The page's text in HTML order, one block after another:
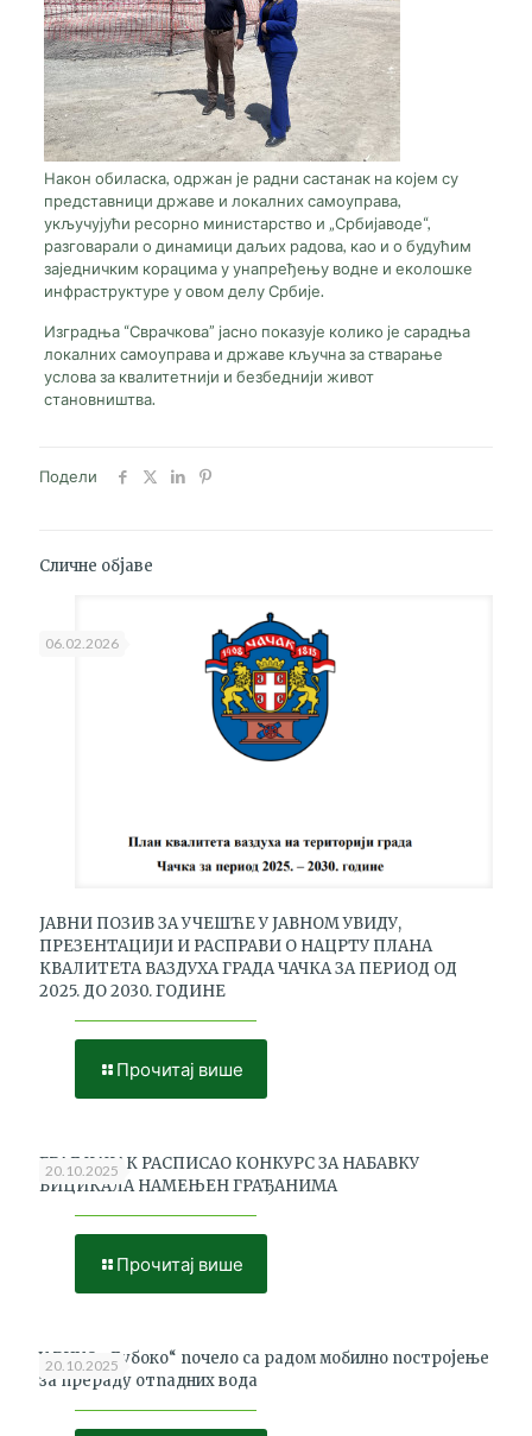
Након обиласка, одржан је радни састанак на којем су
представници државе и локалних самоуправа,
укључујући ресорно министарство и „Србијаводе“,
разговарали о динамици даљих радова, као и о будућим
заједничким корацима у унапређењу водне и еколошке
инфраструктуре у овом делу Србије.
Изградња “Сврачкова” јасно показује колико је сарадња
локалних самоуправа и државе кључна за стварање
услова за квалитетнији и безбеднији живот
становништва.
Подели
Сличне објаве
06.02.2026
ЈАВНИ ПОЗИВ ЗА УЧЕШЋЕ У ЈАВНОМ УВИДУ,
ПРЕЗЕНТАЦИЈИ И РАСПРАВИ О НАЦРТУ ПЛАНА
КВАЛИТЕТА ВАЗДУХА ГРАДА ЧАЧКА ЗА ПЕРИОД ОД
2025. ДО 2030. ГОДИНЕ
Прочитај више
20.10.2025
ГРАД ЧАЧАК РАСПИСАО КОНКУРС ЗА НАБАВКУ
БИЦИКАЛА НАМЕЊЕН ГРАЂАНИМА
Прочитај више
20.10.2025
У РЦУО „Дубоко“ почело са радом мобилно постројење
за прераду отпадних вода